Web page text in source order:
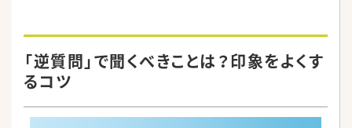
「逆質問」で聞くべきことは？印象をよくす
るコツ